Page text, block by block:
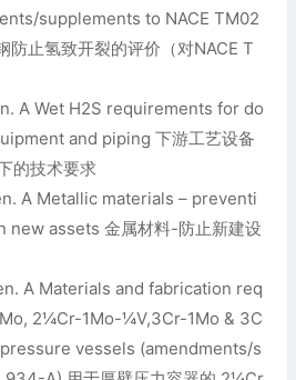
supplements to NACE TM02
防止氢致开裂的评价（对NACE T
A Wet H2S requirements for do
and piping 下游工艺设备
的技术要求
A Metallic materials – preventi
assets 金属材料-防止新建设
A Materials and fabrication req
2¼Cr-1Mo-¼V,3Cr-1Mo & 3C
vessels (amendments/s